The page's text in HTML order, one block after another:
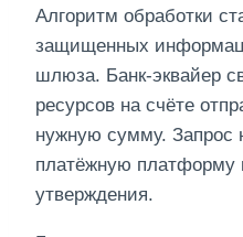
Алгоритм обработки
защищенных
шлюза. Банк-эквайер
ресурсов на счёте
нужную сумму. Запрос
платёжную платформу
утверждения.